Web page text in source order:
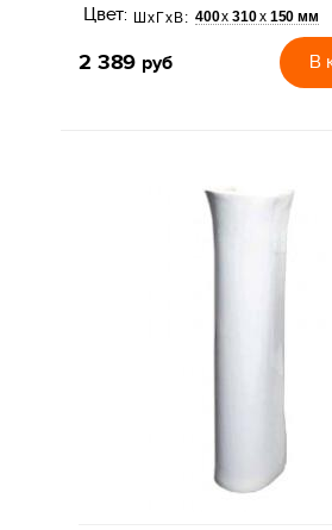
Цвет: ШхГхВ: 400х 310х 150 мм
2 389 руб В